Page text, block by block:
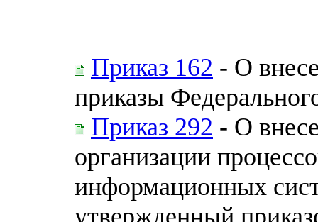
Приказ 162 - О
приказы
Приказ 292 - О
организации
информационных
утвержденный